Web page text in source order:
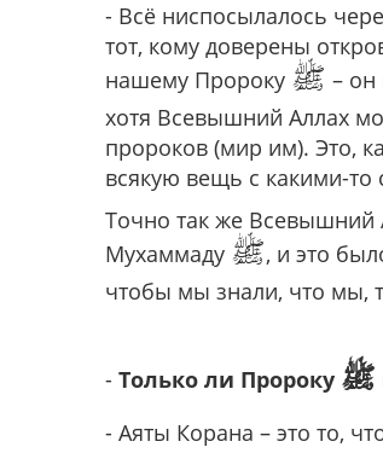
- Всё ниспосылалось
тот, кому доверены
нашему Пророку ﷺ – он
хотя Всевышний Аллах
пророков (мир им). Это,
всякую вещь с какими-то
Точно так же Всевышний
Мухаммаду ﷺ, и это
чтобы мы знали, что мы,
- Только ли Пророку ﷺ
- Аяты Корана – это то,